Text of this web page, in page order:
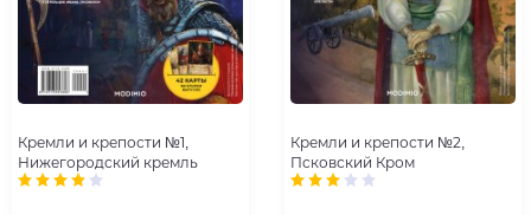
Кремли и крепости №1,
Нижегородский кремль
Кремли и крепости №2,
Псковский Кром